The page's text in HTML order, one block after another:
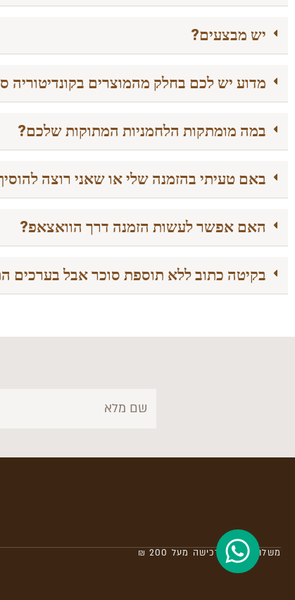
יש מבצעים?
מדוע יש לכם בחלק מהמוצרים
במה מומתקות הלחמניות המתוקות שלכם?
באם טעיתי בהזמנה שלי או שאני רוצה
האם אפשר לעשות הזמנה דרך הוואצאפ?
בקיטה כתוב ללא תוספת סוכר אבל בערכים התזונתיים מופיע
משלוח חינם ברכישה מעל 200 ₪